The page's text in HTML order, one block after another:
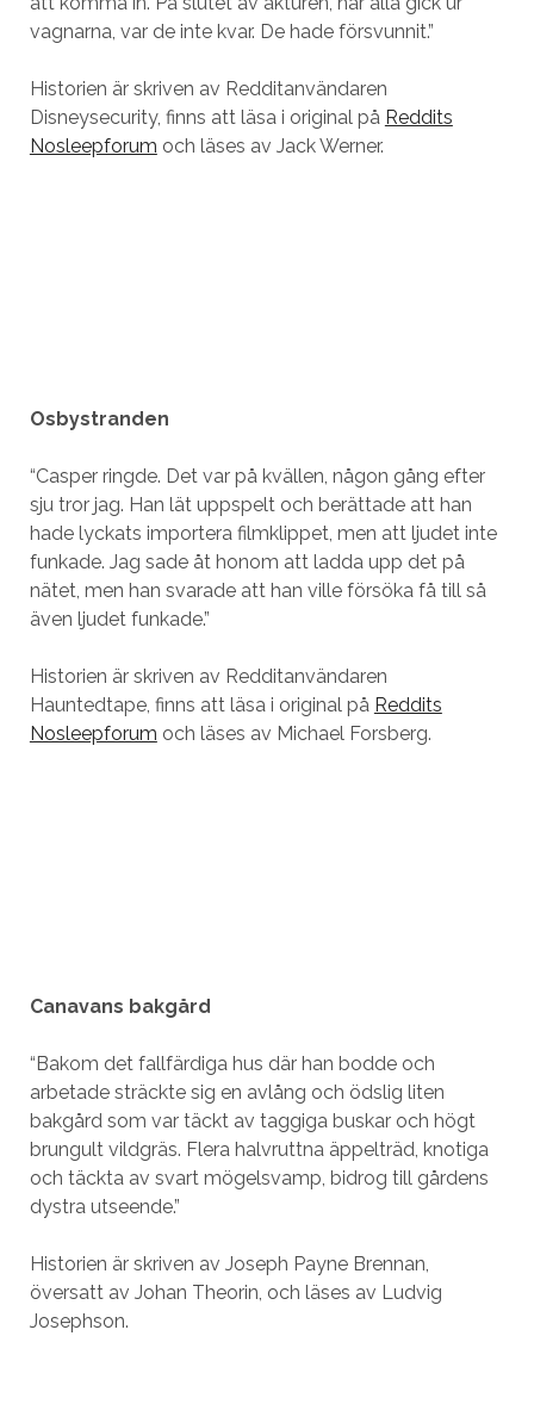
vagnarna, var de inte kvar. De hade försvunnit.”
Historien är skriven av Redditanvändaren
Disneysecurity, finns att läsa i original på Reddits
Nosleepforum och läses av Jack Werner.
Osbystranden
“Casper ringde. Det var på kvällen, någon gång efter
sju tror jag. Han lät uppspelt och berättade att han
hade lyckats importera filmklippet, men att ljudet inte
funkade. Jag sade åt honom att ladda upp det på
nätet, men han svarade att han ville försöka få till så
även ljudet funkade.”
Historien är skriven av Redditanvändaren
Hauntedtape, finns att läsa i original på Reddits
Nosleepforum och läses av Michael Forsberg.
Canavans bakgård
“Bakom det fallfärdiga hus där han bodde och
arbetade sträckte sig en avlång och ödslig liten
bakgård som var täckt av taggiga buskar och högt
brungult vildgräs. Flera halvruttna äppelträd, knotiga
och täckta av svart mögelsvamp, bidrog till gårdens
dystra utseende.”
Historien är skriven av Joseph Payne Brennan,
översatt av Johan Theorin, och läses av Ludvig
Josephson.